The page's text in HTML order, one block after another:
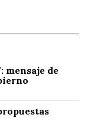
mensaje de